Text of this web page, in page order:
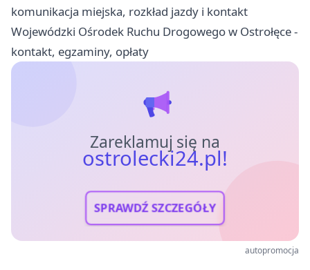
komunikacja miejska, rozkład jazdy i kontakt
Wojewódzki Ośrodek Ruchu Drogowego w Ostrołęce -
kontakt, egzaminy, opłaty
Zareklamuj się na
ostrolecki24.pl!
SPRAWDŹ SZCZEGÓŁY
autopromocja